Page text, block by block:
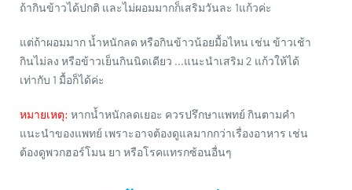
ถ้ากินข้าวได้ปกติ และไม่ผอมมากก็เสริมวันละ 1แก้วค่ะ
แต่ถ้าผอมมาก น้ำหนักลด หรือกินข้าวน้อยมื้อไหน เช่น ข้าวเช้า
กินไม่ลง หรือข้าวเย็นกินนิดเดียว ...แนะนำเสริม 2 แก้วให้ได้
เท่ากับ 1 มื้อก็ได้ค่ะ
หมายเหตุ: หากน้ำหนักลดเยอะ ควรปรึกษาแพทย์ กินตามคำ
แนะนำของแพทย์ เพราะอาจต้องดูแลมากกว่าเรื่องอาหาร เช่น
ต้องดูพวกฮอร์โมน ยา หรือโรคแทรกซ้อนอื่นๆ